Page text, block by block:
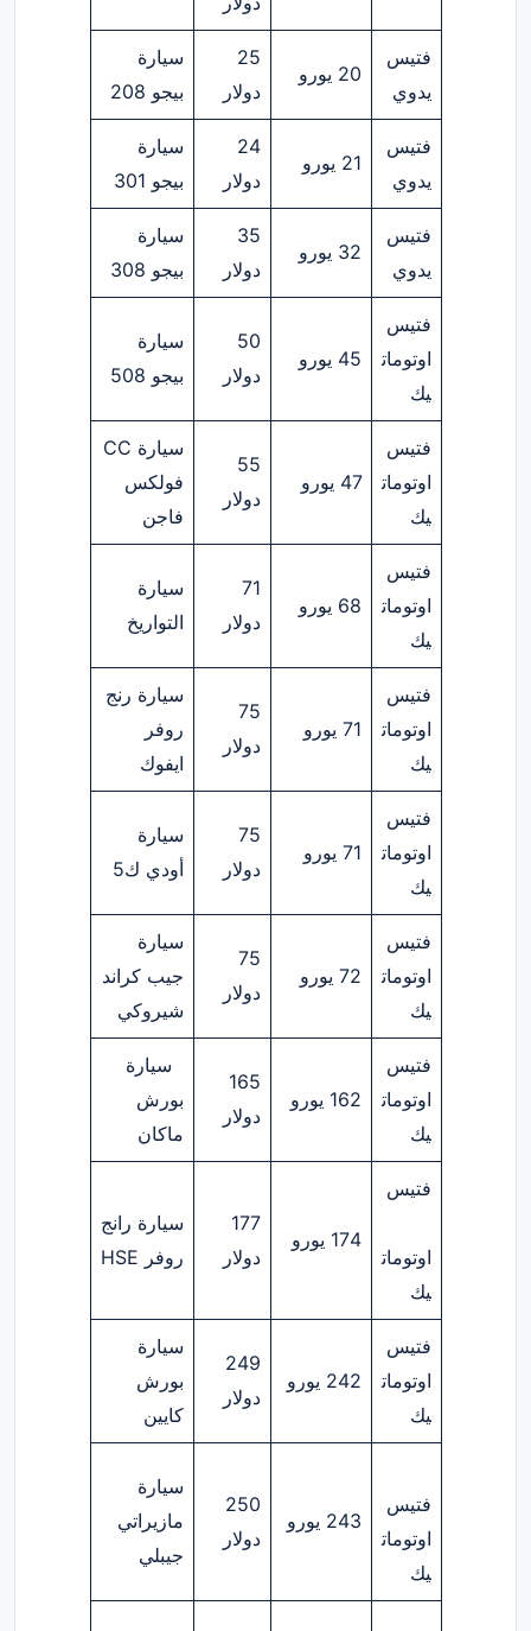
فتيس
يدوي
20 يورو
25
دولار
سيارة
بيجو 208
فتيس
يدوي
21 يورو
24
دولار
سيارة
بيجو 301
فتيس
يدوي
32 يورو
35
دولار
سيارة
بيجو 308
فتيس
اوتومات
يك
45 يورو
50
دولار
سيارة
بيجو 508
فتيس
اوتومات
يك
47 يورو
55
دولار
سيارة CC
فولكس
فاجن
فتيس
اوتومات
يك
68 يورو
71
دولار
سيارة
التواريخ
فتيس
اوتومات
يك
71 يورو
75
دولار
سيارة رنج
روفر
ايفوك
فتيس
اوتومات
يك
71 يورو
75
دولار
سيارة
أودي ك5
فتيس
اوتومات
يك
72 يورو
75
دولار
سيارة
جيب كراند
شيروكي
فتيس
اوتومات
يك
162 يورو
165
دولار
سيارة
بورش
ماكان
فتيس
اوتومات
يك
174 يورو
177
دولار
سيارة رانج
روفر HSE
فتيس
اوتومات
يك
242 يورو
249
دولار
سيارة
بورش
كايين
فتيس
اوتومات
يك
243 يورو
250
دولار
سيارة
مازيراتي
جيبلي